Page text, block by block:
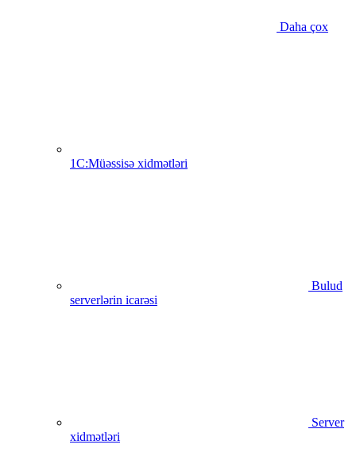
Daha çox
1C:Müəssisə xidmətləri
Bulud
serverlərin icarəsi
Server
xidmətləri